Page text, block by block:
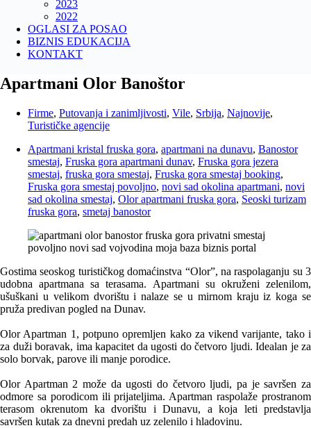
2023
2022
OGLASI ZA POSAO
BIZNIS EDUKACIJA
KONTAKT
Apartmani Olor Banoštor
Firme, Putovanja i zanimljivosti, Vile, Srbija, Najnovije,
Turističke agencije
Apartmani kristal fruska gora, apartmani na dunavu, Banostor
smestaj, Fruska gora apartmani dunav, Fruska gora jezera
smestaj, fruska gora smestaj, Fruska gora smestaj booking,
Fruska gora smestaj povoljno, novi sad okolina apartmani, novi
sad okolina smestaj, Olor apartmani fruska gora, Seoski turizam
fruska gora, smetaj banostor
Gostima seoskog turističkog domaćinstva “Olor”, na raspolaganju su 3
udobna apartmana sa terasama. Apartmani su okruženi zelenilom,
ušuškani u velikom dvorištu i nalaze se u mirnom kraju iz koga se
pruža predivan pogled na Dunav.
Olor Apartman 1, potpuno opremljen kako za vikend varijante, tako i
za duži boravak, ima kapacitet da ugosti do četvoro ljudi. Idealan je za
solo borvak, parove ili manje porodice.
Olor Apartman 2 može da ugosti do četvoro ljudi, pa je savršen za
odmore sa porodicom ili prijateljima. Apartman raspolaže prostranom
terasom okrenutom ka dvorištu i Dunavu, a koja leti predstavlja
savršen kutak za dnevni predah uz zelenilo i hladovinu.